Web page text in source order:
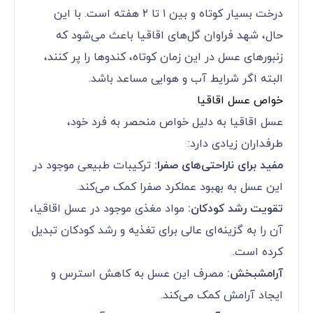
درخت بسیار کوتاه و بین ۱ تا ۲ هفته است. با این
حال، شهد فراوان گل‌های اقاقیا باعث می‌شود که
زنبورهای عسل در این زمان کوتاه، کندوها را پر کنند،
البته اگر شرایط آب و هوایی مساعد باشد.
خواص عسل اقاقیا
عسل اقاقیا به دلیل خواص منحصر به فرد خود،
طرفداران زیادی دارد:
مفید برای ناراحتی‌های صفرا: ترکیبات طبیعی موجود در
این عسل به بهبود عملکرد صفرا کمک می‌کند.
تقویت رشد کودکان: مواد مغذی موجود در عسل اقاقیا،
آن را به گزینه‌ای عالی برای تغذیه و رشد کودکان تبدیل
کرده است.
آرامشبخش: مصرف این عسل به کاهش استرس و
ایجاد آرامش کمک می‌کند.